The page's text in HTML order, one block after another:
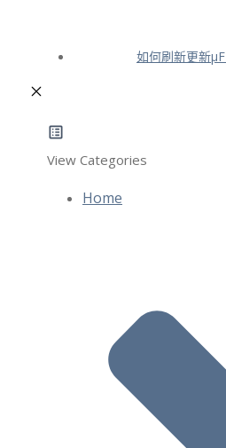
如何刷新更新
View Categories
Home